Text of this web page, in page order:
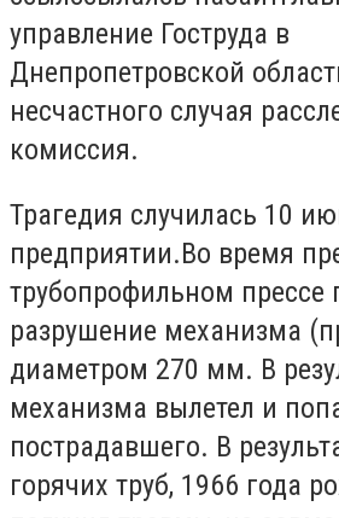
управление Гоструда в
Днепропетровской
несчастного случая
комиссия.
Трагедия случилась 10
предприятии.Во время
трубопрофильном прессе
разрушение механизма
диаметром 270 мм. В
механизма вылетел и
пострадавшего. В
горячих труб, 1966 года